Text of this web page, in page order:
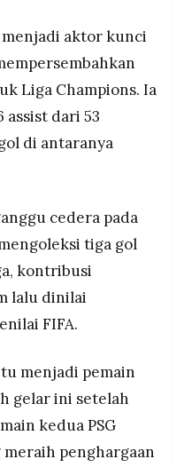
menjadi aktor kunci
Liga Champions. Ia
assist dari 53
di antaranya
cedera pada
tiga gol
kontribusi
lalu dinilai
FIFA.
menjadi pemain
gelar ini setelah
kedua PSG
penghargaan